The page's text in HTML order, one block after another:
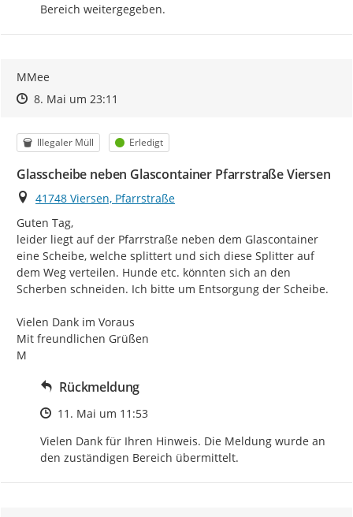
Bereich weitergegeben.
MMee
Zeitpunkt des Erstellens
Zeitpunkt des Erstellens
8. Mai um 23:11
Kategorie
Illegaler Müll Status
Erledigt
Glasscheibe neben Glascontainer Pfarrstraße Viersen
Ort
41748 Viersen, Pfarrstraße
Guten Tag,
leider liegt auf der Pfarrstraße neben dem Glascontainer
eine Scheibe, welche splittert und sich diese Splitter auf
dem Weg verteilen. Hunde etc. könnten sich an den
Scherben schneiden. Ich bitte um Entsorgung der Scheibe.
Vielen Dank im Voraus
Mit freundlichen Grüßen
M
Rückmeldung
Zeitpunkt des Erstellens
11. Mai um 11:53
Vielen Dank für Ihren Hinweis. Die Meldung wurde an
den zuständigen Bereich übermittelt.